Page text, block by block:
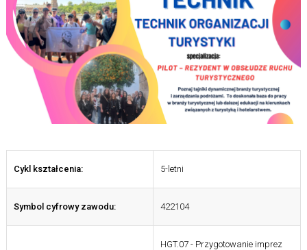
Cykl kształcenia: 5-letni
Symbol cyfrowy zawodu: 422104
HGT.07 - Przygotowanie imprez